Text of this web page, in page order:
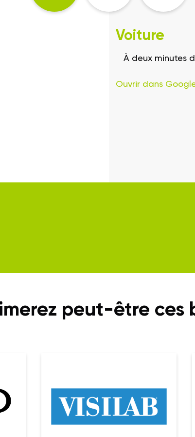
Voiture
À deux minutes
Ouvrir dans
peut-être ces